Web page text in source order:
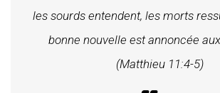
les sourds entendent, les morts
bonne nouvelle est annoncée
(Matthieu 11:4-5)